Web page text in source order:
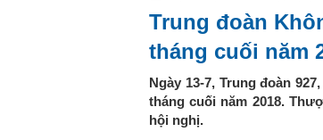
Trung đoàn
tháng cuối năm
Ngày 13-7, Trung đoàn
tháng cuối năm 2018.
hội nghị.